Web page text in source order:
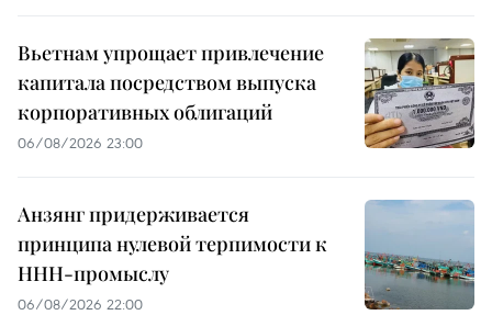
Вьетнам упрощает привлечение
капитала посредством выпуска
корпоративных облигаций
06/08/2026 23:00
Анзянг придерживается
принципа нулевой терпимости к
ННН-промыслу
06/08/2026 22:00